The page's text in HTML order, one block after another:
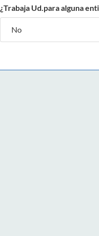
¿Trabaja Ud.para alguna